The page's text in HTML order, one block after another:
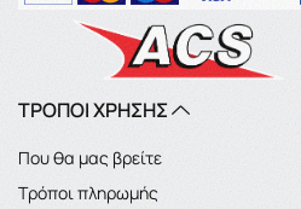
ΤΡΟΠΟΙ ΧΡΗΣΗΣ
Που θα μας βρείτε
Τρόποι πληρωμής